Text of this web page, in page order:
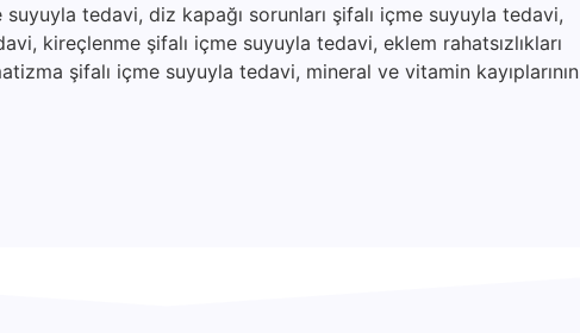
tedavi, diz kapağı sorunları şifalı içme suyuyla tedavi,
kireçlenme şifalı içme suyuyla tedavi, eklem rahatsızlıkları
şifalı içme suyuyla tedavi, mineral ve vitamin kayıplarının